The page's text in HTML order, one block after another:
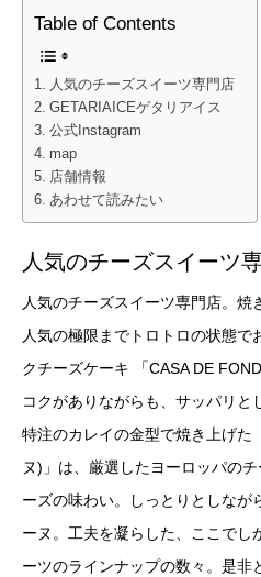
Table of Contents
人気のチーズスイーツ専門店
GETARIAICEゲタリアイス
公式Instagram
map
店舗情報
あわせて読みたい
人気のチーズスイーツ
人気のチーズスイーツ専門店。焼
人気の極限までトロトロの状態で
クチーズケーキ 「CASA DE
コクがありながらも、サッパリと
特注のカレイの金型で焼き上げた
ヌ)」は、厳選したヨーロッパの
ーズの味わい。しっとりとしなが
ーヌ。工夫を凝らした、ここでし
ーツのラインナップの数々。是非